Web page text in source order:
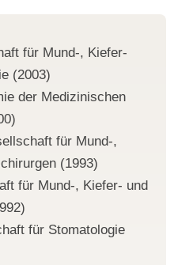
für Mund-, Kiefer-
(2003)
der Medizinischen
für Mund-,
(1993)
für Mund-, Kiefer- und
für Stomatologie